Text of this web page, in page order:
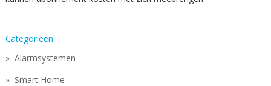
Categorieën
Alarmsystemen
Smart Home